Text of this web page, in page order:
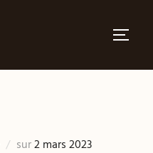
surPublié
2 mars 2023